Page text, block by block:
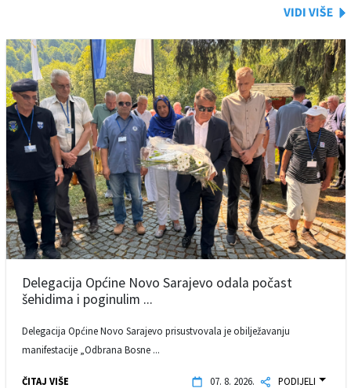
Delegacija Općine Novo Sarajevo odala počast
šehidima i poginulim ...
Delegacija Općine Novo Sarajevo prisustvovala je obilježavanju
manifestacije „Odbrana Bosne ...
ČITAJ VIŠE 07. 8. 2026. PODIJELI